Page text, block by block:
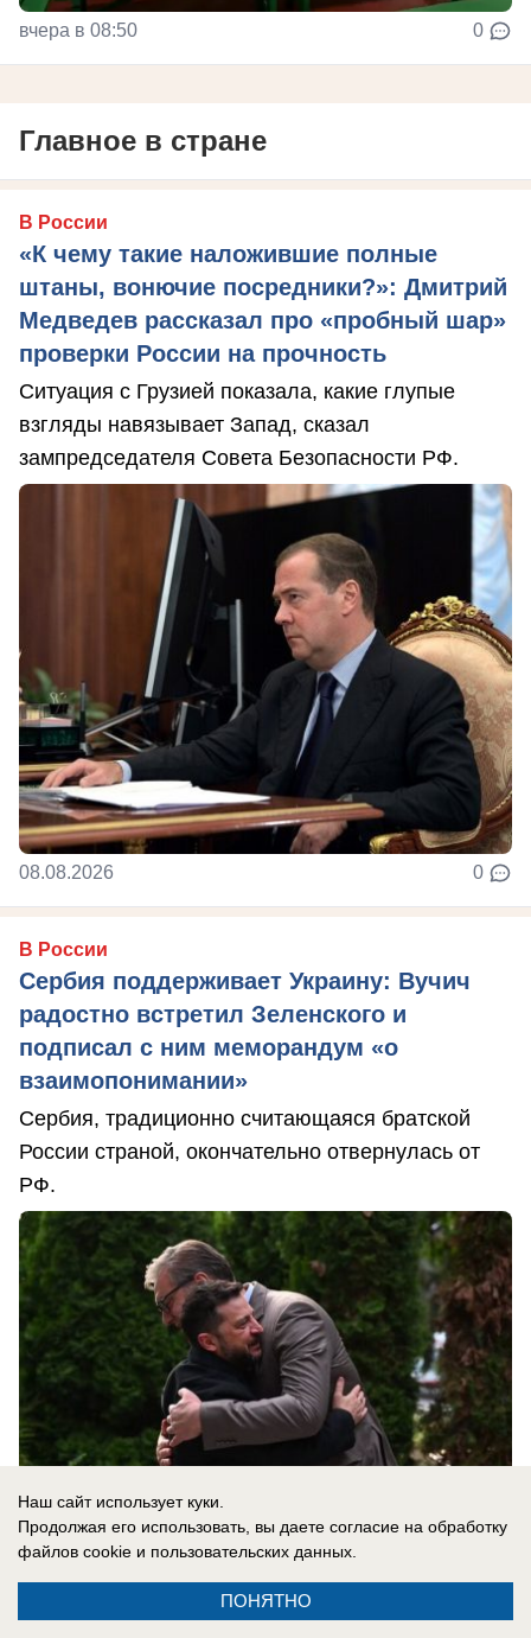
вчера в 08:50 0
Главное в стране
В России
«К чему такие наложившие полные
штаны, вонючие посредники?»: Дмитрий
Медведев рассказал про «пробный шар»
проверки России на прочность
Ситуация с Грузией показала, какие глупые
взгляды навязывает Запад, сказал
зампредседателя Совета Безопасности РФ.
08.08.2026 0
В России
Сербия поддерживает Украину: Вучич
радостно встретил Зеленского и
подписал с ним меморандум «о
взаимопонимании»
Сербия, традиционно считающаяся братской
России страной, окончательно отвернулась от
РФ.
Наш сайт использует куки.
Продолжая его использовать, вы даете согласие на обработку
файлов cookie и пользовательских данных.
ПОНЯТНО